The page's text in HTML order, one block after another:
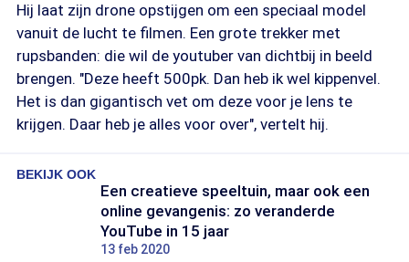
Hij laat zijn drone opstijgen om een speciaal model
vanuit de lucht te filmen. Een grote trekker met
rupsbanden: die wil de youtuber van dichtbij in beeld
brengen. "Deze heeft 500pk. Dan heb ik wel kippenvel.
Het is dan gigantisch vet om deze voor je lens te
krijgen. Daar heb je alles voor over", vertelt hij.
BEKIJK OOK
Een creatieve speeltuin, maar ook een
online gevangenis: zo veranderde
YouTube in 15 jaar
13 feb 2020